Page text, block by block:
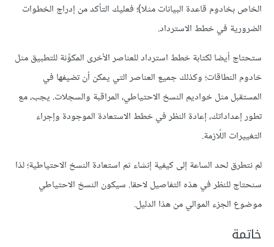
الخاص بخادوم قاعدة البيانات مثلا)؛ فعليك التأكد من إدراج الخطوات
الضرورية في خطط الاسترداد.
ستحتاج أيضا لكتابة خطط استرداد للعناصر الأخرى المكوِّنة للتطبيق مثل
خادوم النطاقات؛ وكذلك جميع العناصر التي يمكن أن تضيفها في
المستقبل مثل خواديم النسخ الاحتياطي، المراقبة والسجلات. يجب، مع
تطور إعداداتك، إعادة النظر في خطط الاستعادة الموجودة وإجراء
التغييرات اللّازمة.
لم نتطرق لحد الساعة إلى كيفية إنشاء ثم استعادة النسخ الاحتياطية؛ لذا
سنحتاج للنظر في هذه التفاصيل لاحقا. سيكون النسخ الاحتياطي
موضوع الجزء الموالي من هذا الدليل.
خاتمة